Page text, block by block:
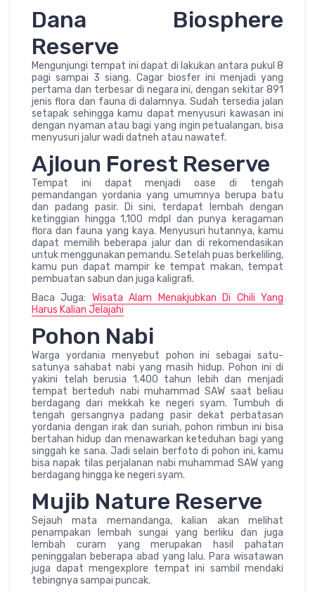
Dana Biosphere
Reserve
Mengunjungi tempat ini dapat di lakukan antara pukul 8
pagi sampai 3 siang. Cagar biosfer ini menjadi yang
pertama dan terbesar di negara ini, dengan sekitar 891
jenis flora dan fauna di dalamnya. Sudah tersedia jalan
setapak sehingga kamu dapat menyusuri kawasan ini
dengan nyaman atau bagi yang ingin petualangan, bisa
menyusuri jalur wadi datneh atau nawatef.
Ajloun Forest Reserve
Tempat ini dapat menjadi oase di tengah
pemandangan yordania yang umumnya berupa batu
dan padang pasir. Di sini, terdapat lembah dengan
ketinggian hingga 1,100 mdpl dan punya keragaman
flora dan fauna yang kaya. Menyusuri hutannya, kamu
dapat memilih beberapa jalur dan di rekomendasikan
untuk menggunakan pemandu. Setelah puas berkeliling,
kamu pun dapat mampir ke tempat makan, tempat
pembuatan sabun dan juga kaligrafi.
Baca Juga: Wisata Alam Menakjubkan Di Chili Yang
Harus Kalian Jelajahi
Pohon Nabi
Warga yordania menyebut pohon ini sebagai satu-
satunya sahabat nabi yang masih hidup. Pohon ini di
yakini telah berusia 1.400 tahun lebih dan menjadi
tempat berteduh nabi muhammad SAW saat beliau
berdagang dari mekkah ke negeri syam. Tumbuh di
tengah gersangnya padang pasir dekat perbatasan
yordania dengan irak dan suriah, pohon rimbun ini bisa
bertahan hidup dan menawarkan keteduhan bagi yang
singgah ke sana. Jadi selain berfoto di pohon ini, kamu
bisa napak tilas perjalanan nabi muhammad SAW yang
berdagang hingga ke negeri syam.
Mujib Nature Reserve
Sejauh mata memandanga, kalian akan melihat
penampakan lembah sungai yang berliku dan juga
lembah curam yang merupakan hasil pahatan
peninggalan beberapa abad yang lalu. Para wisatawan
juga dapat mengexplore tempat ini sambil mendaki
tebingnya sampai puncak.